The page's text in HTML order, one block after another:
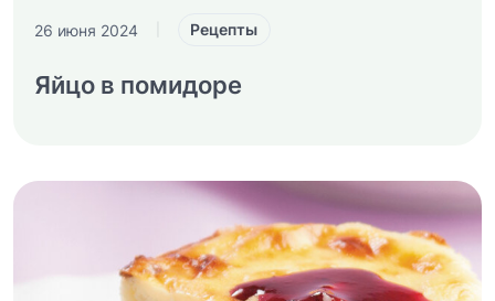
26 июня 2024 Рецепты
Яйцо в помидоре